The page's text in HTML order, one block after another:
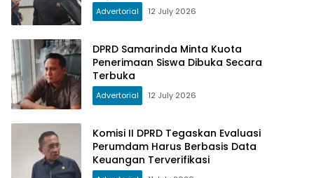
Advertorial 12 July 2026
DPRD Samarinda Minta Kuota
Penerimaan Siswa Dibuka Secara
Terbuka
Advertorial 12 July 2026
Komisi II DPRD Tegaskan Evaluasi
Perumdam Harus Berbasis Data
Keuangan Terverifikasi